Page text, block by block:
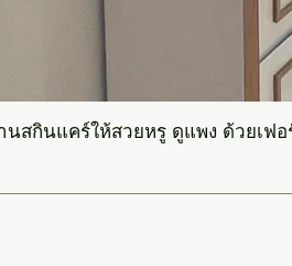
นสกินแคร์ให้สวยหรู ดูแพง ด้วยเฟ